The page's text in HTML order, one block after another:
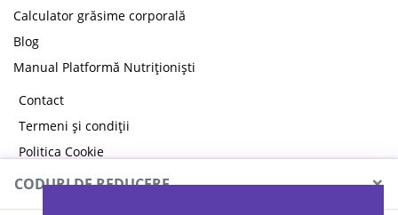
Calculator grăsime corporală
Blog
Manual Platformă Nutriționiști
Contact
Termeni și condiții
Politica Cookie
Politica de confidențialitate
CODURI DE REDUCERE ×